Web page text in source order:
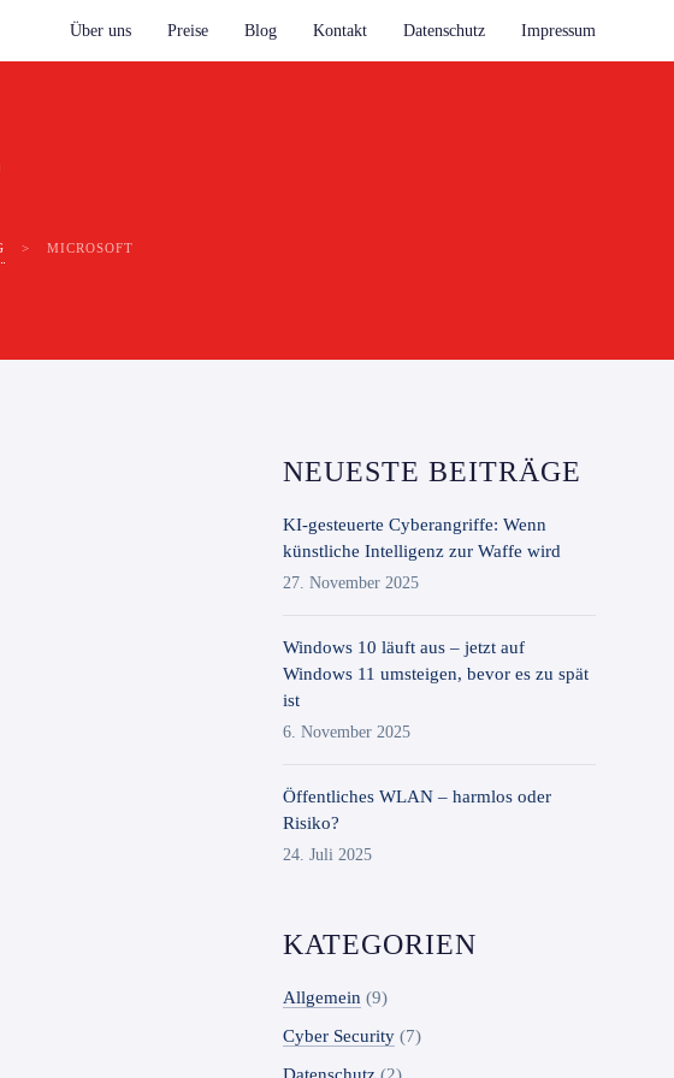
Über uns Preise Blog Kontakt Datenschutz Impressum
> MICROSOFT
NEUESTE BEITRÄGE
KI-gesteuerte Cyberangriffe: Wenn
künstliche Intelligenz zur Waffe wird
27. November 2025
Windows 10 läuft aus – jetzt auf
Windows 11 umsteigen, bevor es zu spät
ist
6. November 2025
Öffentliches WLAN – harmlos oder
Risiko?
24. Juli 2025
KATEGORIEN
Allgemein (9)
Cyber Security (7)